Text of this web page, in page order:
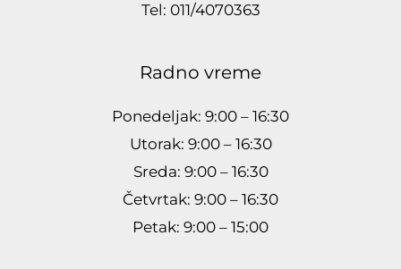
Tel: 011/4070363
Radno vreme
Ponedeljak: 9:00 – 16:30
Utorak: 9:00 – 16:30
Sreda: 9:00 – 16:30
Četvrtak: 9:00 – 16:30
Petak: 9:00 – 15:00